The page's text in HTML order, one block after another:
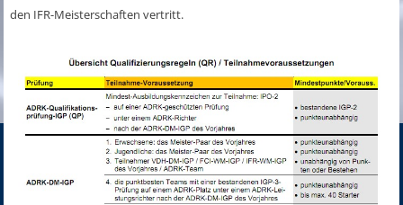
den IFR-Meisterschaften vertritt.